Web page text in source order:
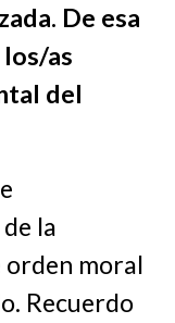
De esa
as
del
la
orden moral
Recuerdo